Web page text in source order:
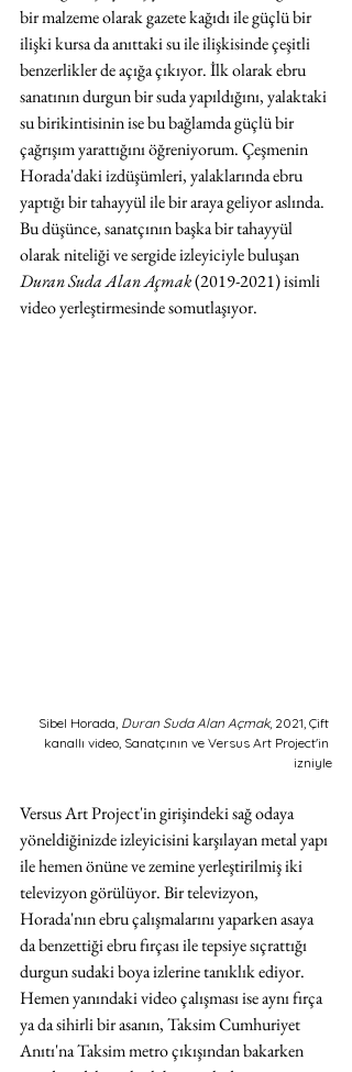
bir malzeme olarak gazete kağıdı ile güçlü bir
ilişki kursa da anıttaki su ile ilişkisinde çeşitli
benzerlikler de açığa çıkıyor. İlk olarak ebru
sanatının durgun bir suda yapıldığını, yalaktaki
su birikintisinin ise bu bağlamda güçlü bir
çağrışım yarattığını öğreniyorum. Çeşmenin
Horada'daki izdüşümleri, yalaklarında ebru
yaptığı bir tahayyül ile bir araya geliyor aslında.
Bu düşünce, sanatçının başka bir tahayyül
olarak niteliği ve sergide izleyiciyle buluşan
Duran Suda Alan Açmak (2019-2021) isimli
video yerleştirmesinde somutlaşıyor.
Sibel Horada, Duran Suda Alan Açmak, 2021, Çift
kanallı video, Sanatçının ve Versus Art Project'in
izniyle
Versus Art Project'in girişindeki sağ odaya
yöneldiğinizde izleyicisini karşılayan metal yapı
ile hemen önüne ve zemine yerleştirilmiş iki
televizyon görülüyor. Bir televizyon,
Horada'nın ebru çalışmalarını yaparken asaya
da benzettiği ebru fırçası ile tepsiye sıçrattığı
durgun sudaki boya izlerine tanıklık ediyor.
Hemen yanındaki video çalışması ise aynı fırça
ya da sihirli bir asanın, Taksim Cumhuriyet
Anıtı'na Taksim metro çıkışından bakarken